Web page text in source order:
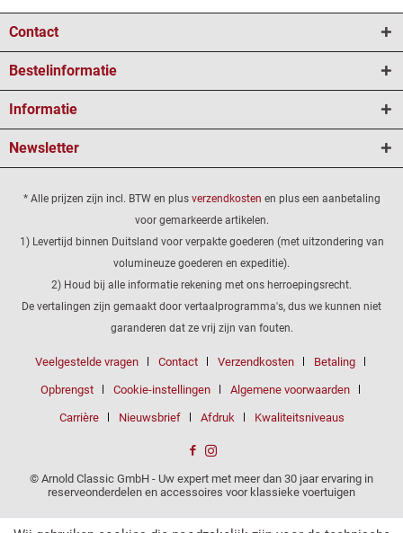
Contact
Bestelinformatie
Informatie
Newsletter
* Alle prijzen zijn incl. BTW en plus verzendkosten en plus een aanbetaling
voor gemarkeerde artikelen.
1) Levertijd binnen Duitsland voor verpakte goederen (met uitzondering van
volumineuze goederen en expeditie).
2) Houd bij alle informatie rekening met ons herroepingsrecht.
De vertalingen zijn gemaakt door vertaalprogramma's, dus we kunnen niet
garanderen dat ze vrij zijn van fouten.
Veelgestelde vragen Contact Verzendkosten Betaling
Opbrengst Cookie-instellingen Algemene voorwaarden
Carrière Nieuwsbrief Afdruk Kwaliteitsniveaus
© Arnold Classic GmbH - Uw expert met meer dan 30 jaar ervaring in
reserveonderdelen en accessoires voor klassieke voertuigen